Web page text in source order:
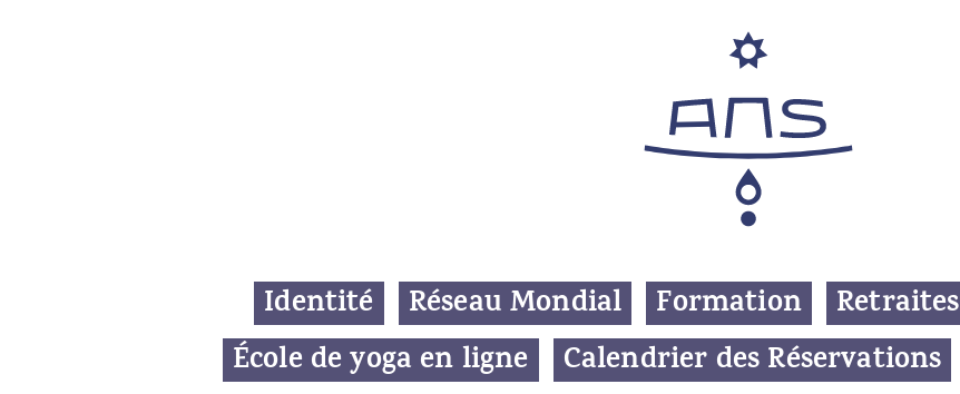
Identité Réseau Mondial Formation Retraites
École de yoga en ligne
Calendrier des Réservations